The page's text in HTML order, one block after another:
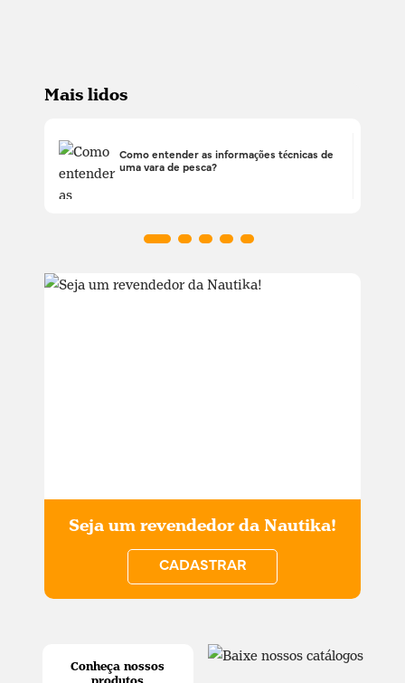
Mais lidos
Como entender as informações técnicas de
uma vara de pesca?
Conheça nossos
Seja um revendedor da Nautika!
CADASTRAR